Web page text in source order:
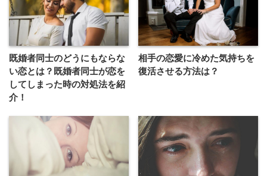
既婚者同士のどうにもならな
い恋とは？既婚者同士が恋を
してしまった時の対処法を紹
介！
相手の恋愛に冷めた気持ちを
復活させる方法は？